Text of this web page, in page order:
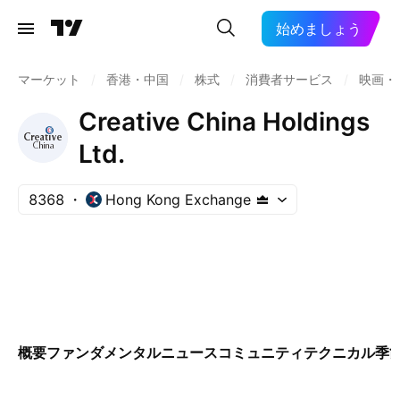
始めましょう
マーケット 香港・中国 株式 消費者サービス 映画・
Creative China Holdings
Ltd.
8368 Hong Kong Exchange
概要ファンダメンタルニュースコミュニティテクニカル季